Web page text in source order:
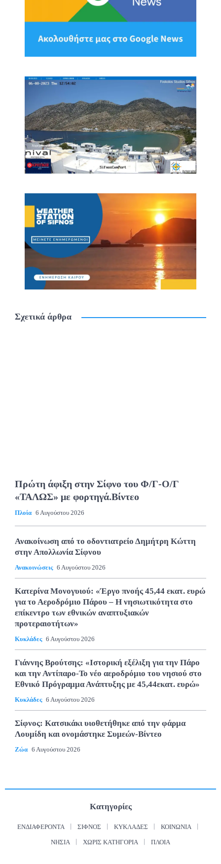
Σχετικά άρθρα
Πρώτη άφιξη στην Σίφνο του Φ/Γ-Ο/Γ
«ΤΑΛΩΣ» με φορτηγά.Βίντεο
Πλοία 6 Αυγούστου 2026
Ανακοίνωση από το οδοντιατρείο Δημήτρη Κώττη
στην Απολλωνία Σίφνου
Ανακοινώσεις 6 Αυγούστου 2026
Κατερίνα Μονογυιού: «Έργο πνοής 45,44 εκατ. ευρώ
για το Αεροδρόμιο Πάρου – Η νησιωτικότητα στο
επίκεντρο των εθνικών αναπτυξιακών
προτεραιοτήτων»
Κυκλάδες 6 Αυγούστου 2026
Γιάννης Βρούτσης: «Ιστορική εξέλιξη για την Πάρο
και την Αντίπαρο-Το νέο αεροδρόμιο του νησιού στο
Εθνικό Πρόγραμμα Ανάπτυξης με 45,44εκατ. ευρώ»
Κυκλάδες 6 Αυγούστου 2026
Σίφνος: Κατσικάκι υιοθετήθηκε από την φάρμα
Λουμίδη και ονομάστηκε Συμεών-Βίντεο
Ζώα 6 Αυγούστου 2026
Κατηγορίες
ΕΝΔΙΑΦΈΡΟΝΤΑ ΣΊΦΝΟΣ ΚΥΚΛΆΔΕΣ ΚΟΙΝΩΝΊΑ
ΝΗΣΙΆ ΧΩΡΊΣ ΚΑΤΗΓΟΡΊΑ ΠΛΟΊΑ